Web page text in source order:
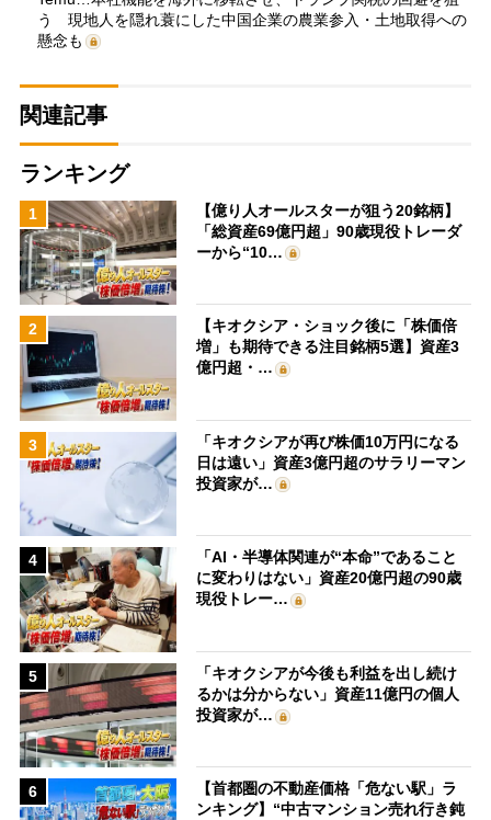
う 現地人を隠れ蓑にした中国企業の農業参入・土地取得への
懸念も
関連記事
ランキング
1
【億り人オールスターが狙う20銘柄】
「総資産69億円超」90歳現役トレーダ
ーから“10…
2
【キオクシア・ショック後に「株価倍
増」も期待できる注目銘柄5選】資産3
億円超・…
3
「キオクシアが再び株価10万円になる
日は遠い」資産3億円超のサラリーマン
投資家が…
4
「AI・半導体関連が“本命”であること
に変わりはない」資産20億円超の90歳
現役トレー…
5
「キオクシアが今後も利益を出し続け
るかは分からない」資産11億円の個人
投資家が…
6
【首都圏の不動産価格「危ない駅」ラ
ンキング】“中古マンション売れ行き鈍